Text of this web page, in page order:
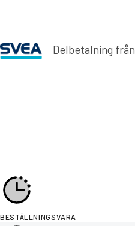
Delbetalning från
BESTÄLLNINGSVARA